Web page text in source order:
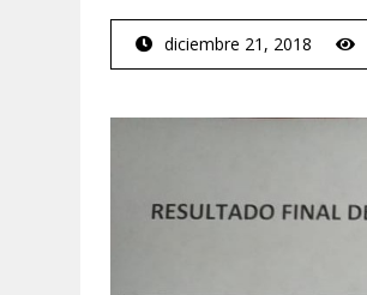
diciembre 21, 2018